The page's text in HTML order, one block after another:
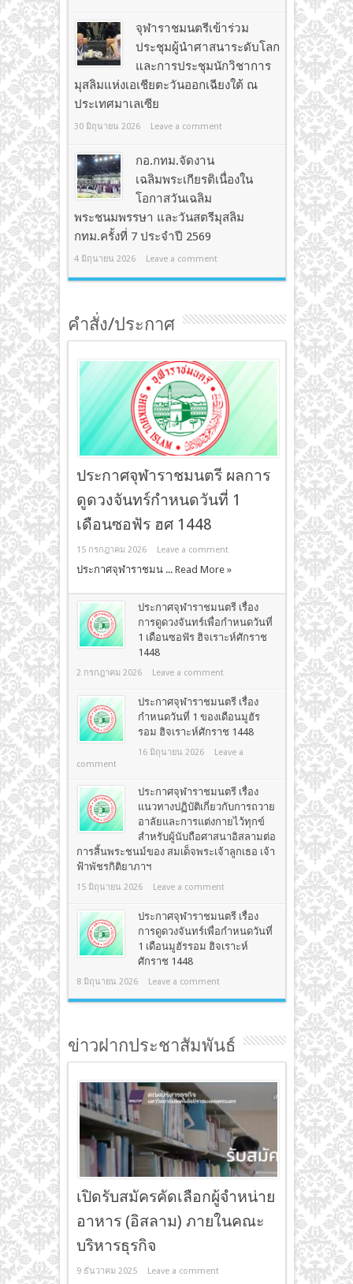
จุฬาราชมนตรีเข้าร่วม
ประชุมผู้นำศาสนาระดับโลก
และการประชุมนักวิชาการ
มุสลิมแห่งเอเชียตะวันออกเฉียงใต้ ณ
ประเทศมาเลเซีย
30 มิถุนายน 2026 Leave a comment
กอ.กทม.จัดงาน
เฉลิมพระเกียรติเนื่องใน
โอกาสวันเฉลิม
พระชนมพรรษา และวันสตรีมุสลิม
กทม.ครั้งที่ 7 ประจำปี 2569
4 มิถุนายน 2026 Leave a comment
คำสั่ง/ประกาศ
ประกาศจุฬาราชมนตรี ผลการ
ดูดวงจันทร์กำหนดวันที่ 1
เดือนซอฟัร ฮศ 1448
15 กรกฎาคม 2026 Leave a comment
ประกาศจุฬาราชมน ... Read More »
ประกาศจุฬาราชมนตรี เรื่อง
การดูดวงจันทร์เพื่อกำหนดวันที่
1 เดือนซอฟัร ฮิจเราะห์ศักราช
1448
2 กรกฎาคม 2026 Leave a comment
ประกาศจุฬาราชมนตรี เรื่อง
กำหนดวันที่ 1 ของเดือนมูฮัร
รอม ฮิจเราะห์ศักราช 1448
16 มิถุนายน 2026
Leave a
comment
ประกาศจุฬาราชมนตรี เรื่อง
แนวทางปฏิบัติเกี่ยวกับการถวาย
อาลัยและการแต่งกายไว้ทุกข์
สำหรับผู้นับถือศาสนาอิสลามต่อ
การสิ้นพระชนม์ของ สมเด็จพระเจ้าลูกเธอ เจ้า
ฟ้าพัชรกิติยาภาฯ
15 มิถุนายน 2026 Leave a comment
ประกาศจุฬาราชมนตรี เรื่อง
การดูดวงจันทร์เพื่อกำหนดวันที่
1 เดือนมูฮัรรอม ฮิจเราะห์
ศักราช 1448
8 มิถุนายน 2026 Leave a comment
ข่าวฝากประชาสัมพันธ์
เปิดรับสมัครคัดเลือกผู้จำหน่าย
อาหาร (อิสลาม) ภายในคณะ
บริหารธุรกิจ
9 ธันวาคม 2025 Leave a comment